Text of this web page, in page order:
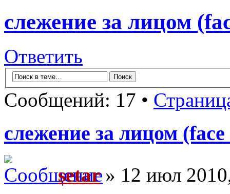
слежение за лицом
Ответить
Сообщений: 17 •
слежение за лицом
setar» 12 июл